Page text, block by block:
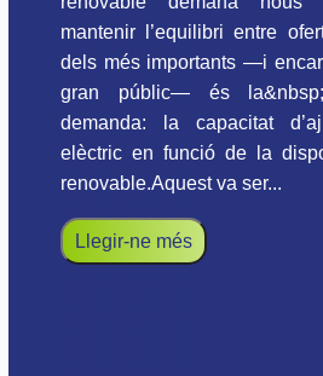
mantenir l’equilibri entre
dels més importants —i
gran públic— és
demanda: la capacitat
elèctric en funció de la
renovable.Aquest va ser...
Llegir-ne més